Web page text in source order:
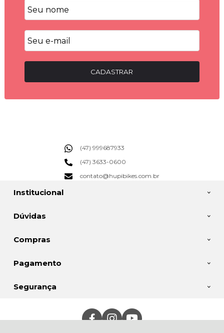
CADASTRAR
Institucional
Dúvidas
Compras
(47) 999687933
(47) 3633-0600
contato@hupibikes.com.br
Pagamento
Segurança